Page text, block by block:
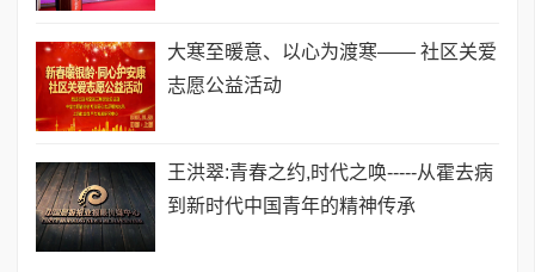
​大寒至暖意、以心为渡寒—— 社区关爱
志愿公益活动
王洪翠:青春之约,时代之唤-----从霍去病
到新时代中国青年的精神传承